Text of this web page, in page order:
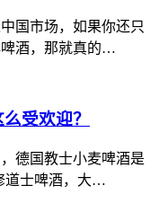
国市场，如果你还只
酒，那就真的…
受欢迎？
德国教士小麦啤酒是
道士啤酒，大…